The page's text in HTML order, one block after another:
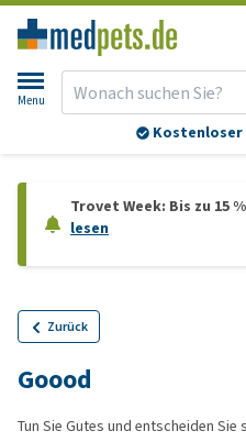
Menu
Kostenloser
Trovet Week: Bis zu 15
lesen
Zurück
Goood
Tun Sie Gutes und entscheiden